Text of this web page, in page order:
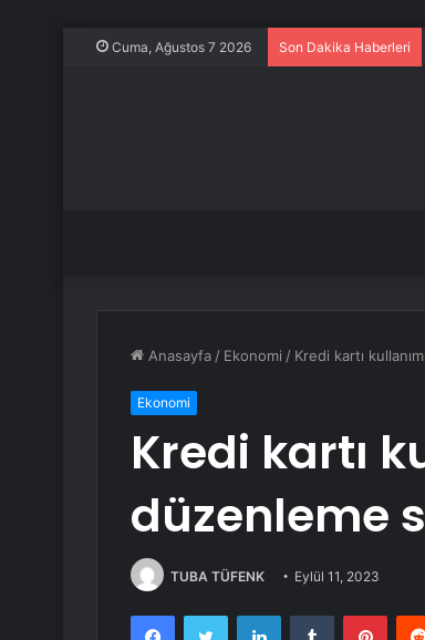
Cuma, Ağustos 7 2026 Son Dakika Haberleri
Anasayfa / Ekonomi / Kredi kartı
Ekonomi
Kredi kartı
düzenleme
TUBA TÜFENK Eylül 11, 2023
FacebookTwitter LinkedInTumblr